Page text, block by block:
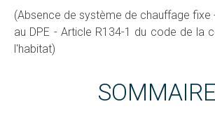
(Absence de système de chauffage fixe
au DPE - Article R134-1 du code de la
l'habitat)
SOMMAIRE